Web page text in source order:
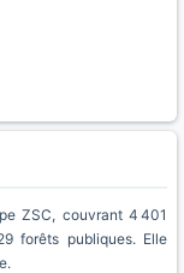
ZSC, couvrant 4 401
forêts publiques. Elle